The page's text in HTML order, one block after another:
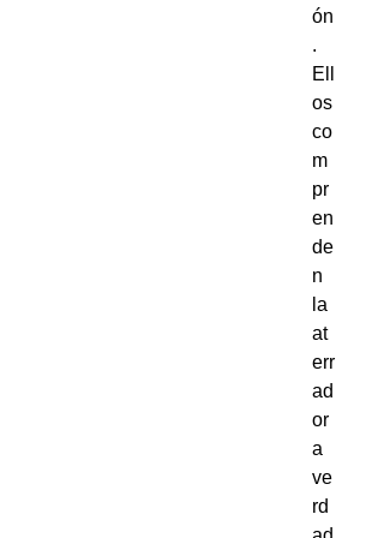
ón
.
Ell
os
co
m
pr
en
de
n
la
at
err
ad
or
a
ve
rd